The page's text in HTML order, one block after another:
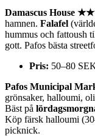
Damascus House
hamnen. Falafel
hummus och fattoush
gott. Pafos bästa
Pris: 50–80
Pafos Municipal
grönsaker, halloumi,
Bäst på
Köp färsk halloumi
picknick.